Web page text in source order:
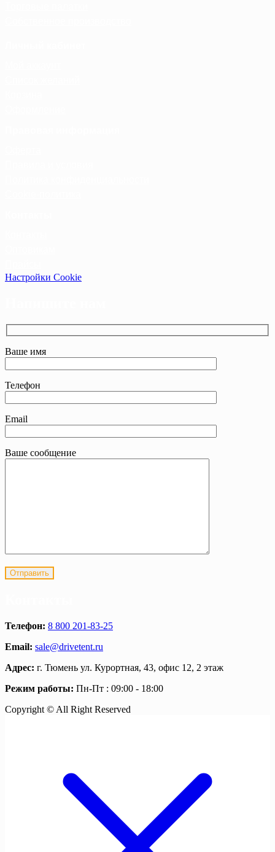
Настройки Cookie
Ваше имя
Телефон
Email
Ваше сообщение
Телефон: 8 800 201-83-25
Email: sale@drivetent.ru
Адрес: г. Тюмень ул. Курортная, 43, офис 12, 2 этаж
Режим работы: Пн-Пт : 09:00 - 18:00
Copyright © All Right Reserved